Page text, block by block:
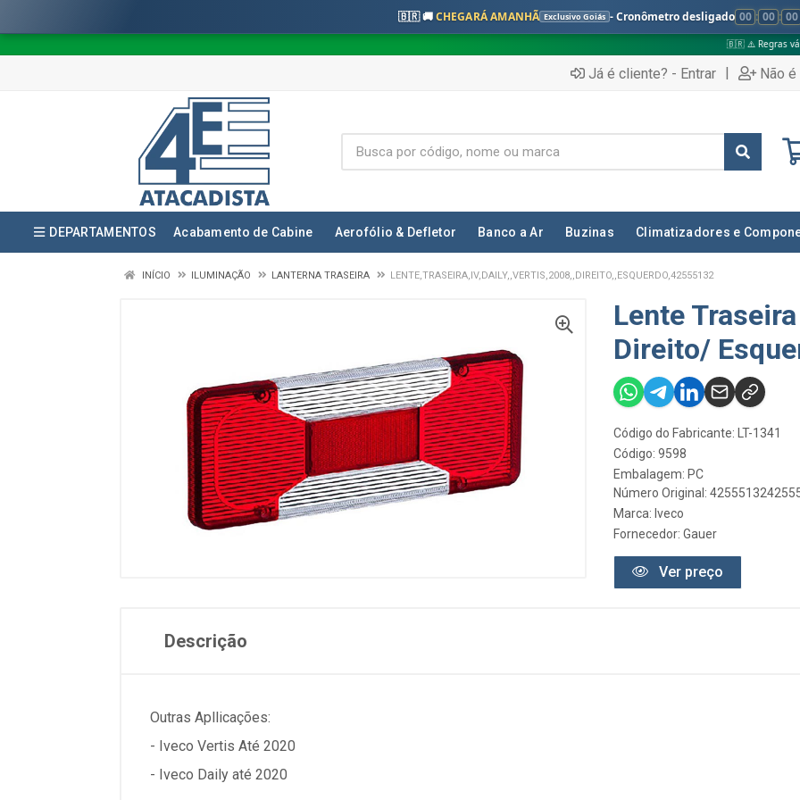
🇧🇷 🚚CHEGARÁ AMANHÃ Exclusivo Goiás - Cronômetro desligado 00 : 00 : 00
🇧🇷 ⚠️ Regras válidas apenas para:
Já é cliente? - Entrar | Não
DEPARTAMENTOS Acabamento de Cabine Aerofólio & Defletor Banco a Ar Buzinas Climatizadores e
INÍCIO ILUMINAÇÃO LANTERNA TRASEIRA LENTE,TRASEIRA,IV,DAILY,,VERTIS,2008,,DIREITO,,ESQUERDO,42555132
Lente
Direito/
Código do Fabricante: LT-1341
Código: 9598
Embalagem: PC
Número Original:
Marca: Iveco
Fornecedor: Gauer
Ver preço
Descrição
Outras Apllicações:
- Iveco Vertis Até 2020
- Iveco Daily até 2020